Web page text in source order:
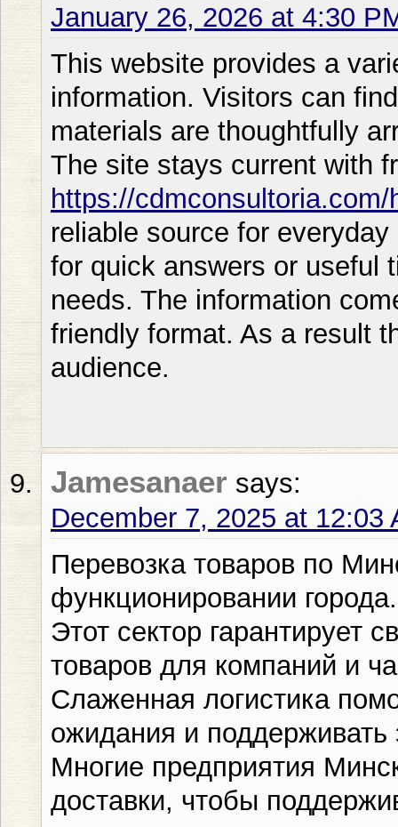
January 26, 2026 at 4:30
This website provides a
information. Visitors can
materials are thoughtfully
The site stays current with
https://cdmconsultoria.com/
reliable source for
for quick answers or useful
needs. The information
friendly format. As a result
audience.
Jamesanaer says:
December 7, 2025 at 12:03
Перевозка товаров по
функционировании города.
Этот сектор гарантирует
товаров для компаний и
Слаженная логистика
ожидания и
Многие предприятия
доставки, чтобы